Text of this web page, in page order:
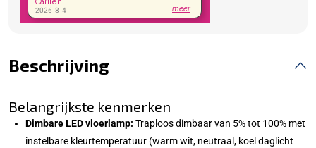
Beschrijving
Belangrijkste kenmerken
Dimbare LED vloerlamp: Traploos dimbaar van 5% tot 100% met
instelbare kleurtemperatuur (warm wit, neutraal, koel daglicht